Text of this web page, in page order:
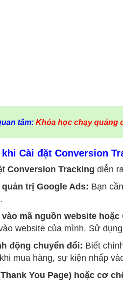
tâm: Khóa học chạy quảng
Cài đặt Conversion
Conversion Tracking diễn
trị Google Ads: Bạn
mã nguồn website hoặc
website của mình. Sử
động chuyển đổi: Biết
mua hàng, sự kiện nhấp
You Page) hoặc cơ